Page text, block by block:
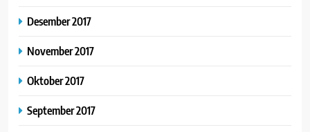
Desember 2017
November 2017
Oktober 2017
September 2017